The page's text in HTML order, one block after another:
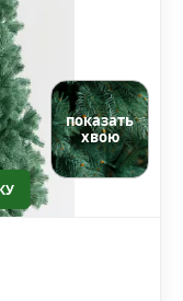
показать
хвою